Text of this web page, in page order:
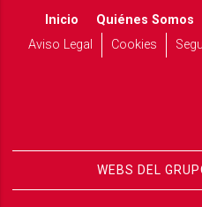
Inicio Quiénes Somos
Aviso Legal
Cookies
WEBS DEL